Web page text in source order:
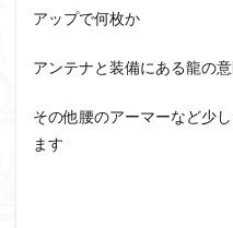
アップで何枚か
アンテナと装備にある龍の
その他腰のアーマーなど少
ます